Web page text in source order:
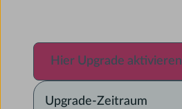
Hier Upgrade aktivieren
Hier Upgrade aktivieren
Upgrade-Zeitraum